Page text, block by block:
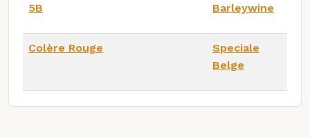
5B Barleywine
Colère Rouge
Speciale
Belge